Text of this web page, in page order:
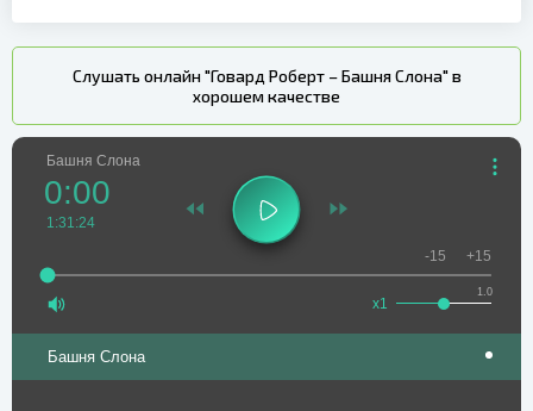
Слушать онлайн "Говард Роберт – Башня Слона" в
хорошем качестве
Башня Слона
0:00
1:31:24
1.0
x1
-15 +15
Башня Слона